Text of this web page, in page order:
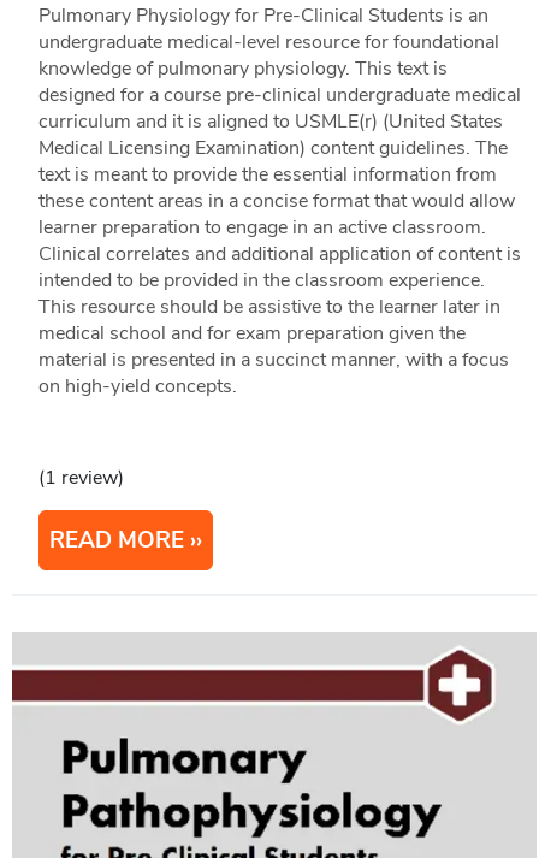
Pulmonary Physiology for Pre-Clinical Students is an
undergraduate medical-level resource for foundational
knowledge of pulmonary physiology. This text is
designed for a course pre-clinical undergraduate medical
curriculum and it is aligned to USMLE(r) (United States
Medical Licensing Examination) content guidelines. The
text is meant to provide the essential information from
these content areas in a concise format that would allow
learner preparation to engage in an active classroom.
Clinical correlates and additional application of content is
intended to be provided in the classroom experience.
This resource should be assistive to the learner later in
medical school and for exam preparation given the
material is presented in a succinct manner, with a focus
on high-yield concepts.
(1 review)
READ MORE